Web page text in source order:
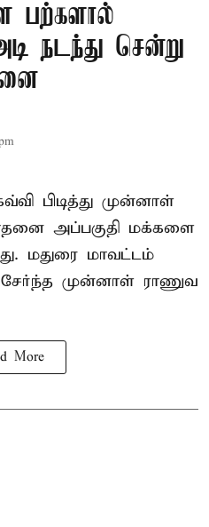
பற்களால்
நடந்து சென்று
பிடித்து முன்னாள்
அப்பகுதி மக்களை
மதுரை மாவட்டம்
முன்னாள் ராணுவ
More